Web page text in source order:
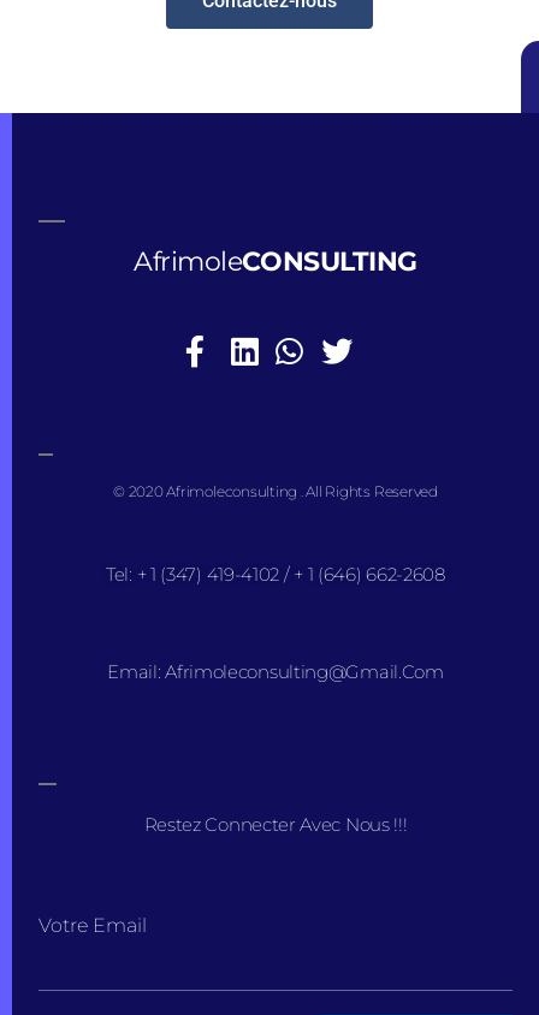
AfrimoleCONSULTING
© 2020 Afrimoleconsulting . All Rights Reserved
Tel: + 1 (347) 419-4102 / + 1 (646) 662-2608
Email: Afrimoleconsulting@gmail.com
Restez Connecter Avec Nous !!!
Votre Email